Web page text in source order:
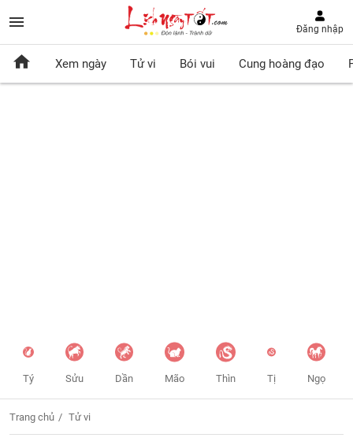
Đăng nhập
Xem ngày Tử vi Bói vui Cung hoàng đạo
Tý Sửu Dần Mão Thìn Tị Ngọ
Trang chủ Tử vi